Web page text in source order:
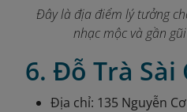
Đây là địa điểm lý tưởng
nhạc mộc và gần
6. Đỗ Trà Sài
Địa chỉ: 135 Nguyễn